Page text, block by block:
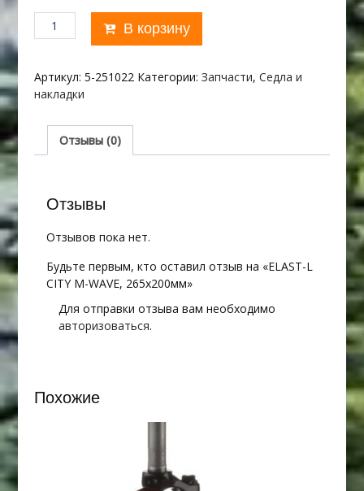
Количество
товара
L
CITY
WAVE,
265х200мм
В корзину
Артикул: 5-251022 Категории: Запчасти, Седла и
накладки
Отзывы (0)
Отзывы
Отзывов пока нет.
Будьте первым, кто оставил отзыв на «ELAST-L
CITY M-WAVE, 265х200мм»
Для отправки отзыва вам необходимо
авторизоваться.
Похожие